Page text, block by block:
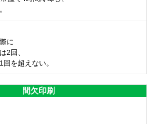
に
2回、
を超えない。
間欠印刷